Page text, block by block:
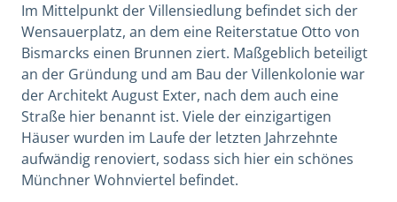
Im Mittelpunkt der Villensiedlung befindet sich der
Wensauerplatz, an dem eine Reiterstatue Otto von
Bismarcks einen Brunnen ziert. Maßgeblich beteiligt
an der Gründung und am Bau der Villenkolonie war
der Architekt August Exter, nach dem auch eine
Straße hier benannt ist. Viele der einzigartigen
Häuser wurden im Laufe der letzten Jahrzehnte
aufwändig renoviert, sodass sich hier ein schönes
Münchner Wohnviertel befindet.